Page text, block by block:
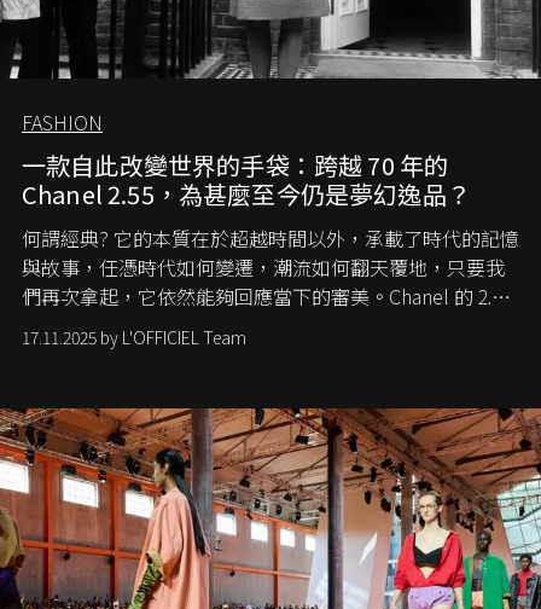
FASHION
一款自此改變世界的手袋：跨越 70 年的
Chanel 2.55，為甚麼至今仍是夢幻逸品？
何謂經典? 它的本質在於超越時間以外，承載了時代的記憶
與故事，任憑時代如何變遷，潮流如何翻天覆地，只要我
們再次拿起，它依然能夠回應當下的審美。Chanel 的 2.55
手袋更是這樣存在，自問世至今，一直有着舉足輕重的地
位。如果說每個女生的第一個夢想手袋是 Chanel，那 2.55
愛它的雋永與優雅。那麼這個手袋是怎麼誕生的呢？又為
甚麼取名叫 2.55 ？今天就由《L'Officiel HK》帶你穿越流金
歲月，回顧 2.55 的誕生故事。
17.11.2025 by L'OFFICIEL Team